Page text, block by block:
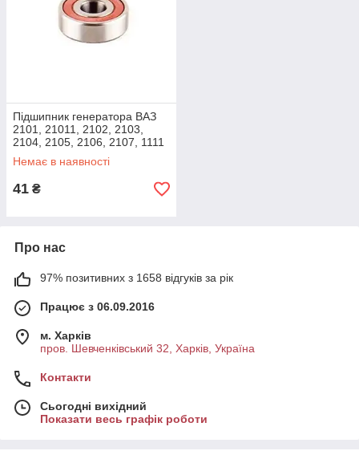
Підшипник генератора ВАЗ
2101, 21011, 2102, 2103,
2104, 2105, 2106, 2107, 1111
"Ока", ЗАЗ 1102 "Таврия"
AURORA
Немає в наявності
41 ₴
Про нас
97% позитивних з 1658 відгуків за рік
Працює з 06.09.2016
м. Харків
пров. Шевченківський 32, Харків, Україна
Контакти
Сьогодні вихідний
Показати весь графік роботи